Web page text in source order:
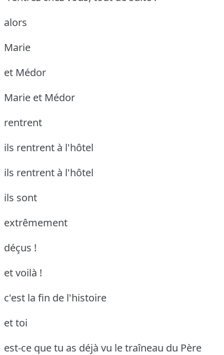
alors
Marie
et Médor
Marie et Médor
rentrent
ils rentrent à l'hôtel
ils rentrent à l'hôtel
ils sont
extrêmement
déçus !
et voilà !
c'est la fin de l'histoire
et toi
est-ce que tu as déjà vu le traîneau du Père